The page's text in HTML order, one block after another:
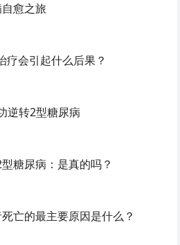
愈之旅
疗会引起什么后果？
逆转2型糖尿病
糖尿病：是真的吗？
亡的最主要原因是什么？